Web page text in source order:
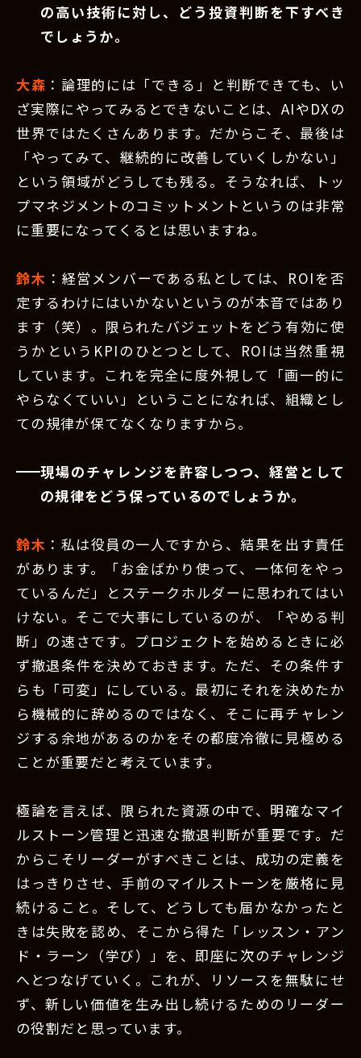
の高い技術に対し、どう投資判断を下すべき
でしょうか。
大森 ：論理的には「できる」と判断できても、い
ざ実際にやってみるとできないことは、AIやDXの
世界ではたくさんあります。だからこそ、最後は
「やってみて、継続的に改善していくしかない」
という領域がどうしても残る。そうなれば、トッ
プマネジメントのコミットメントというのは非常
に重要になってくるとは思いますね。
鈴木 ：経営メンバーである私としては、ROIを否
定するわけにはいかないというのが本音ではあり
ます（笑）。限られたバジェットをどう有効に使
うかというKPIのひとつとして、ROIは当然重視
しています。これを完全に度外視して「画一的に
やらなくていい」ということになれば、組織とし
ての規律が保てなくなりますから。
現場のチャレンジを許容しつつ、経営として
の規律をどう保っているのでしょうか。
鈴木 ：私は役員の一人ですから、結果を出す責任
があります。「お金ばかり使って、一体何をやっ
ているんだ」とステークホルダーに思われてはい
けない。そこで大事にしているのが、「やめる判
断」の速さです。プロジェクトを始めるときに必
ず撤退条件を決めておきます。ただ、その条件す
らも「可変」にしている。最初にそれを決めたか
ら機械的に辞めるのではなく、そこに再チャレン
ジする余地があるのかをその都度冷徹に見極める
ことが重要だと考えています。
極論を言えば、限られた資源の中で、明確なマイ
ルストーン管理と迅速な撤退判断が重要です。だ
からこそリーダーがすべきことは、成功の定義を
はっきりさせ、手前のマイルストーンを厳格に見
続けること。そして、どうしても届かなかったと
きは失敗を認め、そこから得た「レッスン・アン
ド・ラーン（学び）」を、即座に次のチャレンジ
へとつなげていく。これが、リソースを無駄にせ
ず、新しい価値を生み出し続けるためのリーダー
の役割だと思っています。